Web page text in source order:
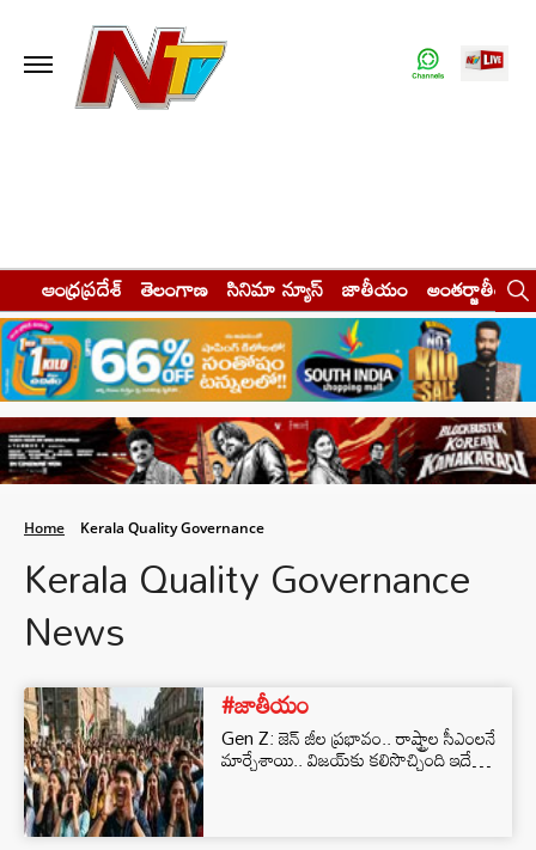
ఆంధ్రప్రదేశ్ తెలంగాణ సినిమా న్యూస్ జాతీయం అంతర్జాతీయం
Home Kerala Quality Governance
Kerala Quality Governance
News
#జాతీయం
Gen Z: జెన్ జీల ప్రభావం.. రాష్ట్రాల సీఎంలనే
మార్చేశాయి.. విజయ్‌కు కలిసొచ్చింది ఇదే…